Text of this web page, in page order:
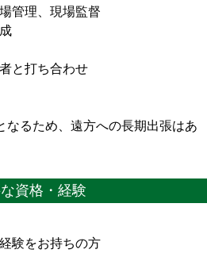
管理、現場監督
と打ち合わせ
なるため、遠方への長期出張はあ
資格・経験
験をお持ちの方